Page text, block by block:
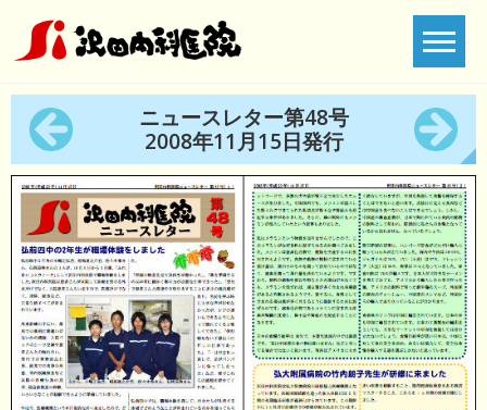
content
ニュースレター第48号
2008年11月15日発行